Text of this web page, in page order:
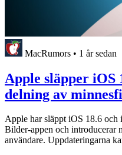
MacRumors • 1 år sedan
Apple släpper iOS
delning av
Apple har släppt iOS 18.6 och
Bilder-appen och introducerar
användare. Uppdateringarna